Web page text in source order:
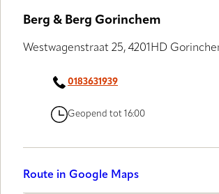
Berg & Berg Gorinchem
Westwagenstraat 25, 4201HD
0183631939
Geopend tot 16:00
Route in Google Maps